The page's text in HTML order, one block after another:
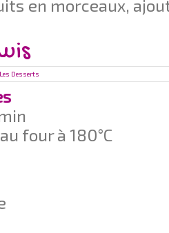
en morceaux,
Les Desserts
four à 180°C